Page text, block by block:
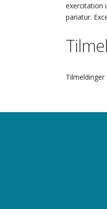
exercitation
pariatur.